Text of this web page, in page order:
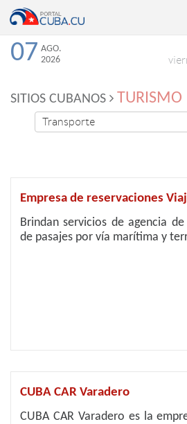
07 AGO.
2026
SITIOS CUBANOS TURISMO
Transporte
Empresa de reservaciones
Brindan servicios de agencia
de pasajes por vía marítima y
CUBA CAR Varadero
CUBA CAR Varadero es la